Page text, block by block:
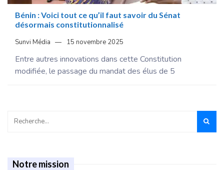
Bénin : Voici tout ce qu’il faut savoir du Sénat
désormais constitutionnalisé
Sunvi Média 15 novembre 2025
Entre autres innovations dans cette Constitution
modifiée, le passage du mandat des élus de 5
Notre mission